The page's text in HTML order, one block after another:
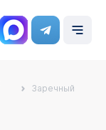
Заречный